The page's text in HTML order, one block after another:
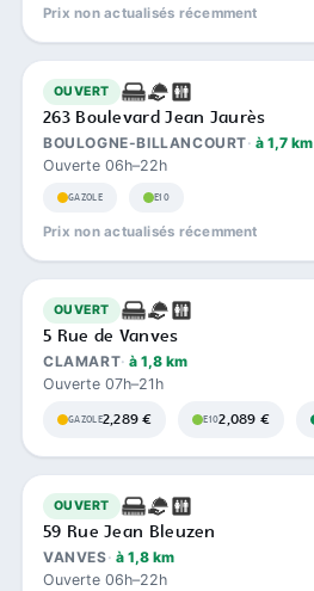
Prix non actualisés récemment
OUVERT
263 Boulevard Jean Jaurès
BOULOGNE-BILLANCOURT à 1,7 km
Ouverte 06h–22h
GAZOLE E10
Prix non actualisés récemment
OUVERT
5 Rue de Vanves
CLAMART à 1,8 km
Ouverte 07h–21h
GAZOLE2,289 € E102,089 €
OUVERT
59 Rue Jean Bleuzen
VANVES à 1,8 km
Ouverte 06h–22h